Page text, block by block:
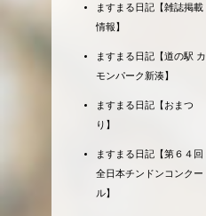
ますまる日記【雑誌掲載
情報】
ますまる日記【道の駅 カ
モンパーク新湊】
ますまる日記【おまつ
り】
ますまる日記【第６４回
全日本チンドンコンクー
ル】